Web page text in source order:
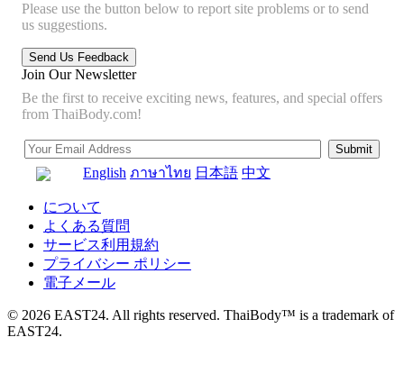
Please use the button below to report site problems or to send
us suggestions.
Join Our Newsletter
Be the first to receive exciting news, features, and special offers
from ThaiBody.com!
English ภาษาไทย 日本語 中文
について
よくある質問
サービス利用規約
プライバシー ポリシー
電子メール
© 2026 EAST24. All rights reserved. ThaiBody™ is a trademark of
EAST24.